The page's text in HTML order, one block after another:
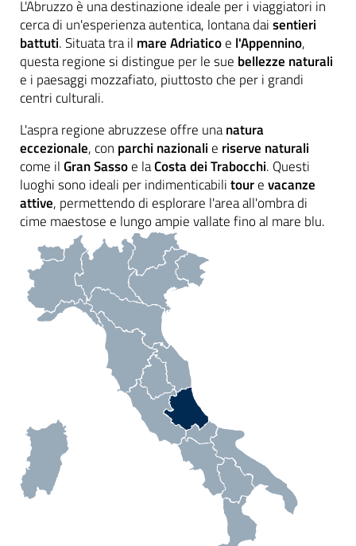
L'Abruzzo è una destinazione ideale per i viaggiatori in
cerca di un'esperienza autentica, lontana daisentieri
battuti. Situata tra il mare Adriaticoe l'Appennino,
questa regione si distingue per le sue bellezze naturali
e i paesaggi mozzafiato, piuttosto che per i grandi
centri culturali.
L'aspra regione abruzzese offre unanatura
eccezionale, con parchi nazionali e riserve naturali
come ilGran Sassoe laCosta dei Trabocchi. Questi
luoghi sono ideali per indimenticabilitourevacanze
attive, permettendo di esplorare l'area all'ombra di
cime maestose e lungo ampie vallate fino al mare blu.